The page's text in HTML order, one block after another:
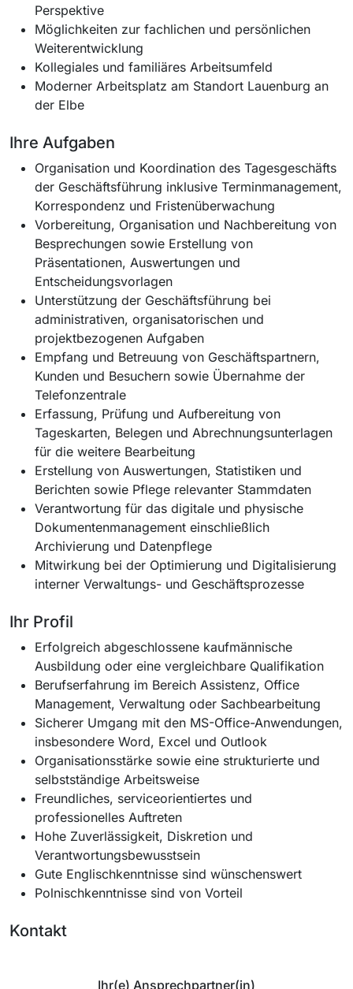
Perspektive
Möglichkeiten zur fachlichen und persönlichen
Weiterentwicklung
Kollegiales und familiäres Arbeitsumfeld
Moderner Arbeitsplatz am Standort Lauenburg an
der Elbe
Ihre Aufgaben
Organisation und Koordination des Tagesgeschäfts
der Geschäftsführung inklusive Terminmanagement,
Korrespondenz und Fristenüberwachung
Vorbereitung, Organisation und Nachbereitung von
Besprechungen sowie Erstellung von
Präsentationen, Auswertungen und
Entscheidungsvorlagen
Unterstützung der Geschäftsführung bei
administrativen, organisatorischen und
projektbezogenen Aufgaben
Empfang und Betreuung von Geschäftspartnern,
Kunden und Besuchern sowie Übernahme der
Telefonzentrale
Erfassung, Prüfung und Aufbereitung von
Tageskarten, Belegen und Abrechnungsunterlagen
für die weitere Bearbeitung
Erstellung von Auswertungen, Statistiken und
Berichten sowie Pflege relevanter Stammdaten
Verantwortung für das digitale und physische
Dokumentenmanagement einschließlich
Archivierung und Datenpflege
Mitwirkung bei der Optimierung und Digitalisierung
interner Verwaltungs- und Geschäftsprozesse
Ihr Profil
Erfolgreich abgeschlossene kaufmännische
Ausbildung oder eine vergleichbare Qualifikation
Berufserfahrung im Bereich Assistenz, Office
Management, Verwaltung oder Sachbearbeitung
Sicherer Umgang mit den MS-Office-Anwendungen,
insbesondere Word, Excel und Outlook
Organisationsstärke sowie eine strukturierte und
selbstständige Arbeitsweise
Freundliches, serviceorientiertes und
professionelles Auftreten
Hohe Zuverlässigkeit, Diskretion und
Verantwortungsbewusstsein
Gute Englischkenntnisse sind wünschenswert
Polnischkenntnisse sind von Vorteil
Kontakt
Ihr(e) Ansprechpartner(in)